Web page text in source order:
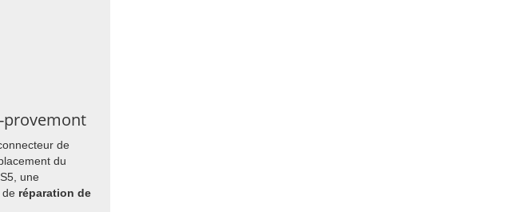
provemont
de
du
une
réparation de